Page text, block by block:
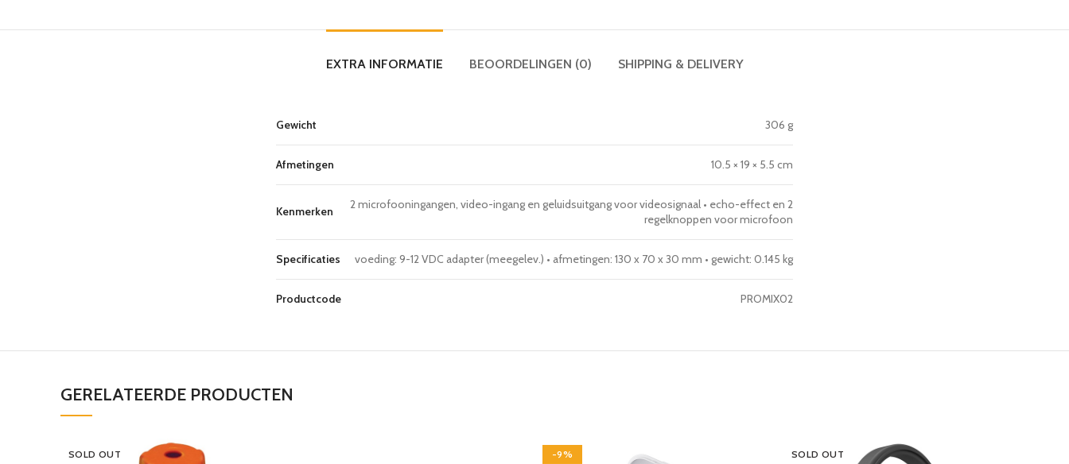
EXTRA INFORMATIE BEOORDELINGEN (0) SHIPPING & DELIVERY
Gewicht 306 g
Afmetingen 10.5 × 19 × 5.5 cm
Kenmerken
2 microfooningangen, video-ingang en geluidsuitgang voor videosignaal • echo-effect en 2
regelknoppen voor microfoon
Specificaties voeding: 9-12 VDC adapter (meegelev.) • afmetingen: 130 x 70 x 30 mm • gewicht: 0.145 kg
Productcode PROMIX02
GERELATEERDE PRODUCTEN
SOLD OUT -9% SOLD OUT